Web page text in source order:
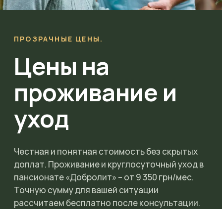
ПРОЗРАЧНЫЕ ЦЕНЫ.
Цены на
проживание и
уход
Честная и понятная стоимость без скрытых
доплат. Проживание и круглосуточный уход в
пансионате «Добролит» – от 9 350 грн/мес.
Точную сумму для вашей ситуации
рассчитаем бесплатно после консультации.